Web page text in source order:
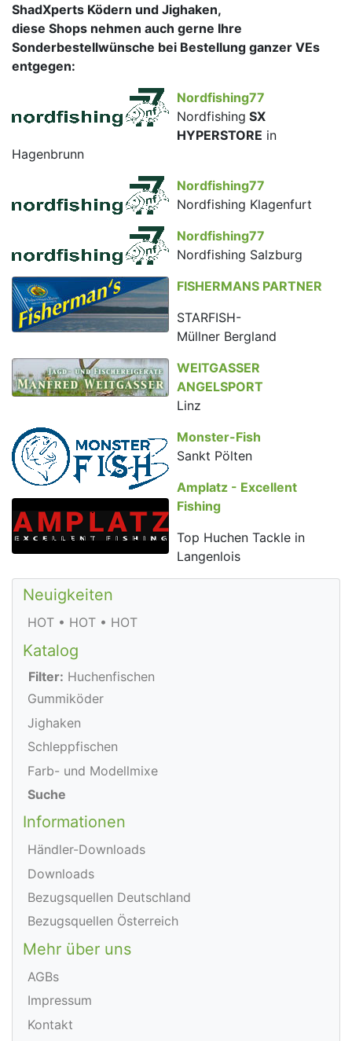
ShadXperts Ködern und Jighaken,
diese Shops nehmen auch gerne Ihre
Sonderbestellwünsche bei Bestellung ganzer VEs
entgegen:
Nordfishing77
Nordfishing SX
HYPERSTORE in
Hagenbrunn
Nordfishing77
Nordfishing Klagenfurt
Nordfishing77
Nordfishing Salzburg
FISHERMANS PARTNER
STARFISH-
Müllner Bergland
WEITGASSER
ANGELSPORT
Linz
Monster-Fish
Sankt Pölten
Amplatz - Excellent
Fishing
Top Huchen Tackle in
Langenlois
Neuigkeiten
HOT • HOT • HOT
Katalog
Filter: Huchenfischen
Gummiköder
Jighaken
Schleppfischen
Farb- und Modellmixe
Suche
Informationen
Händler-Downloads
Downloads
Bezugsquellen Deutschland
Bezugsquellen Österreich
Mehr über uns
AGBs
Impressum
Kontakt